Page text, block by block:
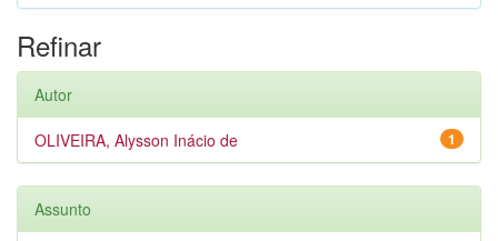
Refinar
Autor
1
OLIVEIRA, Alysson Inácio de
Assunto